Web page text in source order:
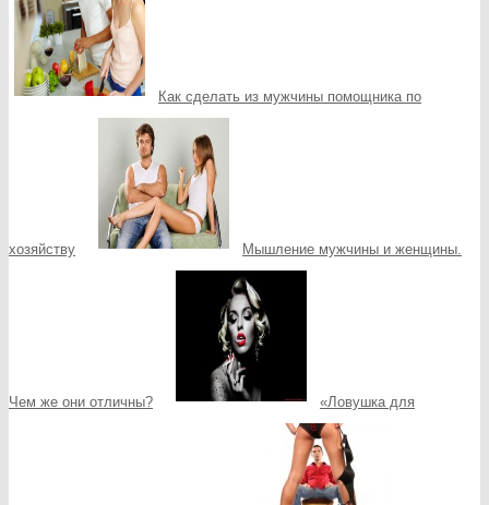
Как сделать из мужчины помощника по
хозяйству Мышление мужчины и женщины.
Чем же они отличны? «Ловушка для